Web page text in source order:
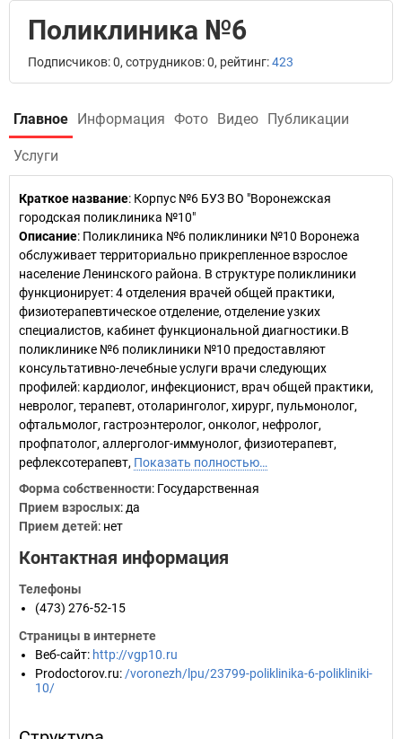
Поликлиника №6
Подписчиков: 0, сотрудников: 0, рейтинг:423
Главное Информация Фото Видео Публикации
Услуги
Краткое название: Корпус №6 БУЗ ВО "Воронежская
городская поликлиника №10"
Описание: Поликлиника №6 поликлиники №10 Воронежа
обслуживает территориально прикрепленное взрослое
население Ленинского района. В структуре поликлиники
функционирует: 4 отделения врачей общей практики,
физиотерапевтическое отделение, отделение узких
специалистов, кабинет функциональной диагностики.В
поликлинике №6 поликлиники №10 предоставляют
консультативно-лечебные услуги врачи следующих
профилей: кардиолог, инфекционист, врач общей практики,
невролог, терапевт, отоларинголог, хирург, пульмонолог,
офтальмолог, гастроэнтеролог, онколог, нефролог,
профпатолог, аллерголог-иммунолог, физиотерапевт,
рефлексотерапевт, Показать полностью…
Форма собственности: Государственная
Прием взрослых: да
Прием детей: нет
Контактная информация
Телефоны
(473) 276-52-15
Страницы в интернете
Веб-сайт: http://vgp10.ru
Prodoctorov.ru: /voronezh/lpu/23799-poliklinika-6-polikliniki-
10/